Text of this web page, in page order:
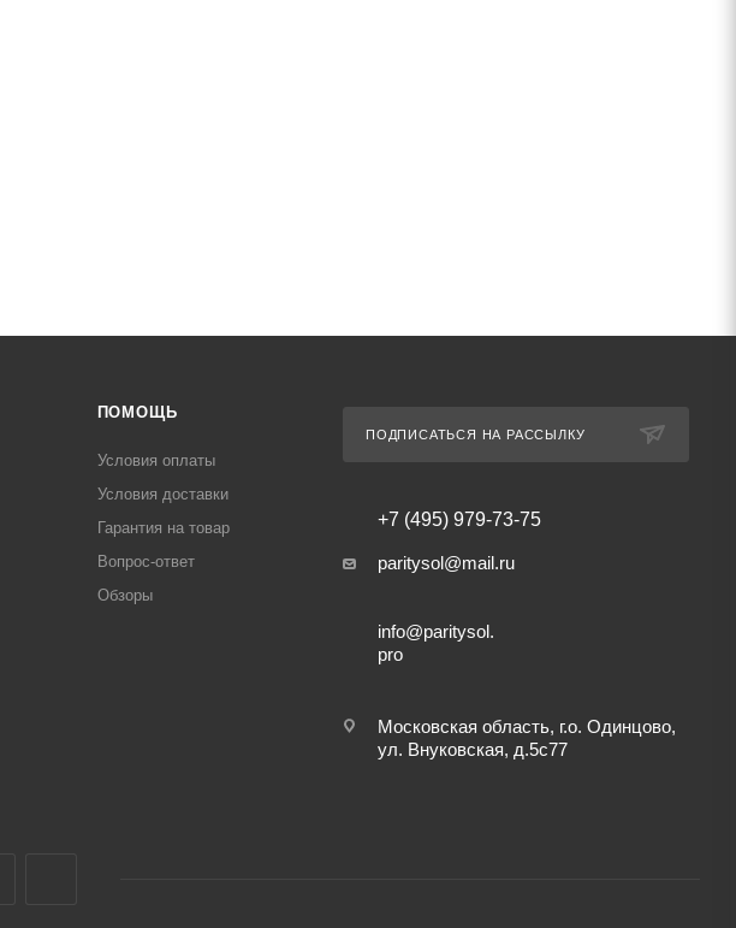
ПОМОЩЬ
Условия оплаты
Условия доставки
Гарантия на товар
Вопрос-ответ
Обзоры
ПОДПИСАТЬСЯ НА РАССЫЛКУ
+7 (495) 979-73-75
paritysol@mail.ru
info@paritysol.
pro
Московская область, г.о. Одинцово,
ул. Внуковская, д.5с77